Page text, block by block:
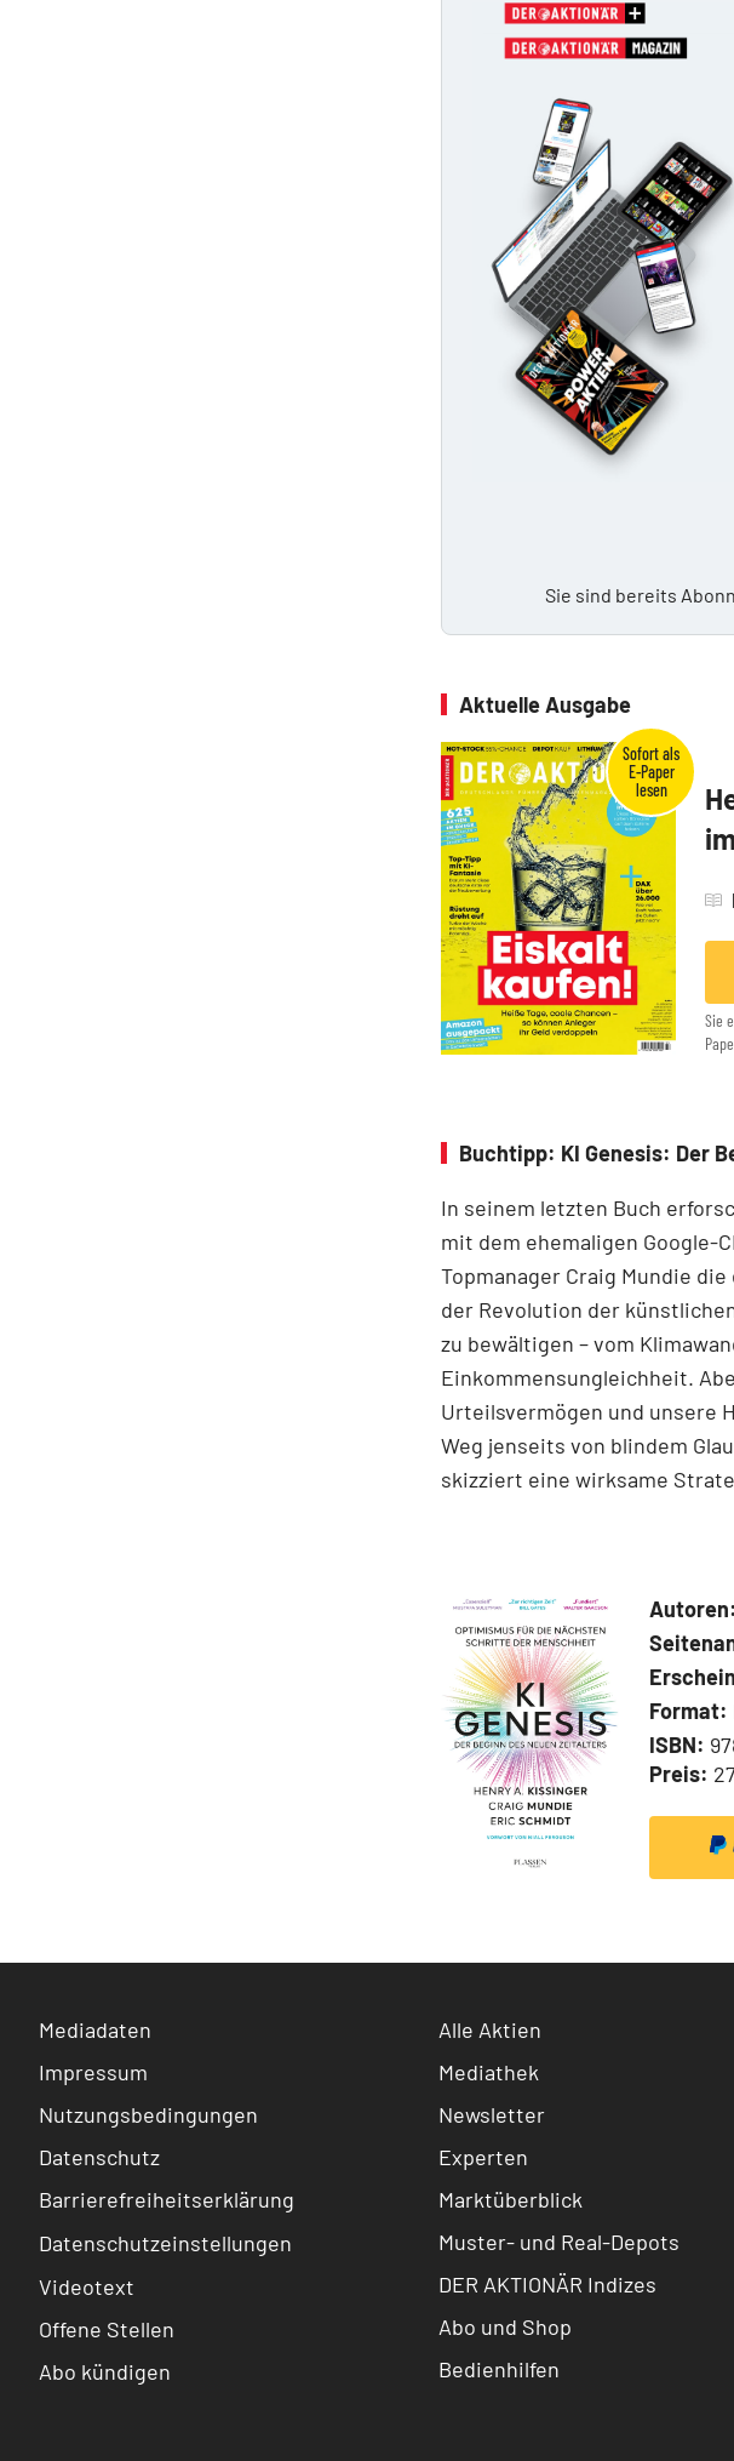
Sie sind bereits
Aktuelle Ausgabe
Sie
Buchtipp: KI Genesis: Der
In seinem letzten Buch
mit dem ehemaligen Google-
Topmanager Craig Mundie
der Revolution der
zu bewältigen – vom
Einkommensungleichheit.
Urteilsvermögen und unsere
Weg jenseits von blindem
skizziert eine wirksame
Autoren:
Format:
ISBN:
Preis:
Mediadaten
Impressum
Nutzungsbedingungen
Datenschutz
Barrierefreiheitserklärung
Datenschutzeinstellungen
Videotext
Offene Stellen
Abo kündigen
Alle Aktien
Mediathek
Newsletter
Experten
Marktüberblick
Muster- und Real-Depots
DER AKTIONÄR Indizes
Abo und Shop
Bedienhilfen